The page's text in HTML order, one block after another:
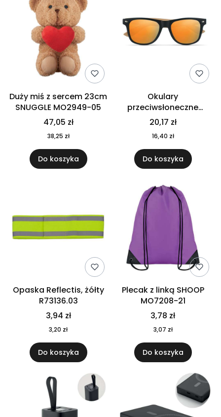
Duży miś z sercem 23cm
SNUGGLE MO2949-05
47,05 zł
38,25 zł
Do koszyka
Okulary
przeciwsłoneczne
CALIFORNIA TOUCH
MO9617-10
20,17 zł
16,40 zł
Do koszyka
Opaska Reflectis, żółty
R73136.03
3,94 zł
3,20 zł
Do koszyka
Plecak z linką SHOOP
MO7208-21
3,78 zł
3,07 zł
Do koszyka